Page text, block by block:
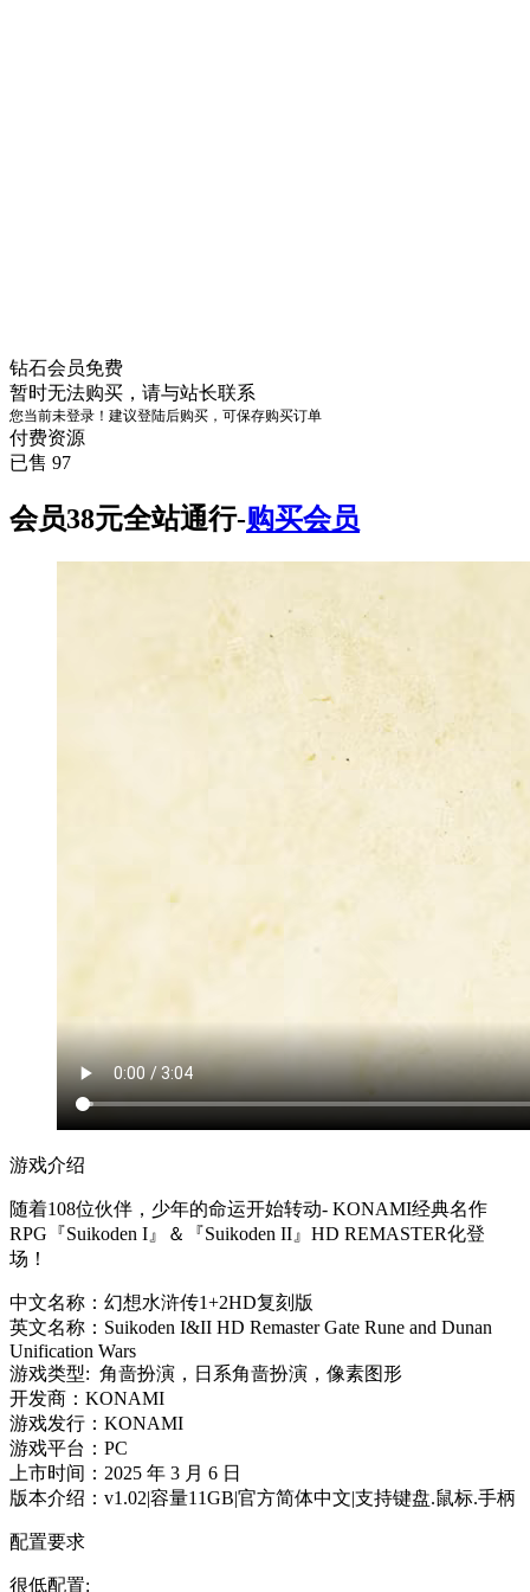
钻石会员免费
暂时无法购买，请与站长联系
您当前未登录！建议登陆后购买，可保存购买订单
付费资源
已售 97
会员38元全站通行-购买会员
游戏介绍
随着108位伙伴，少年的命运开始转动- KONAMI经典名作
RPG『Suikoden I』＆『Suikoden II』HD REMASTER化登
场！
中文名称：幻想水浒传1+2HD复刻版
英文名称：Suikoden I&II HD Remaster Gate Rune and Dunan
Unification Wars
游戏类型: 角啬扮演，日系角啬扮演，像素图形
开发商：KONAMI
游戏发行：KONAMI
游戏平台：PC
上市时间：2025 年 3 月 6 日
版本介绍：v1.02|容量11GB|官方简体中文|支持键盘.鼠标.手柄
配置要求
很低配置: